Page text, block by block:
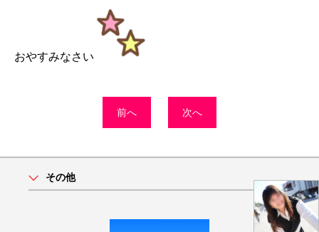
おやすみなさい
前へ 次へ
その他